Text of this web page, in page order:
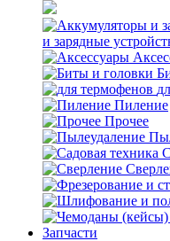
и зарядные
Пиление
Прочее
Запчасти